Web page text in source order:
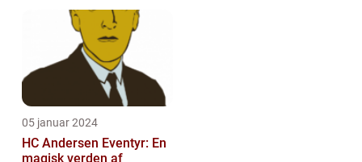
05 januar 2024
HC Andersen Eventyr: En
magisk verden af